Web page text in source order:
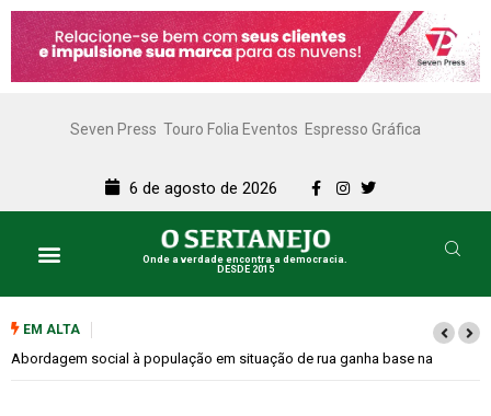
Seven Press Touro Folia Eventos Espresso Gráfica
6 de agosto de 2026
Onde a verdade encontra a democracia.
DESDE 2015
EM ALTA
social à população em situação de rua ganha base na
Cemitérios